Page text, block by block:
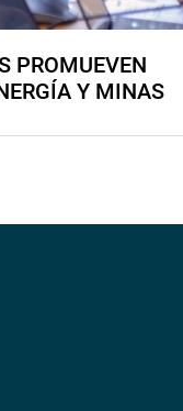
PROMUEVEN
Y MINAS